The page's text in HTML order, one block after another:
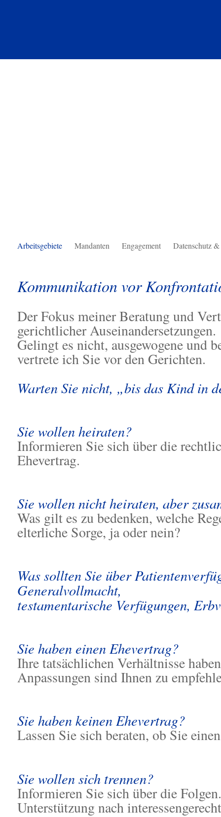
Arbeitsgebiete Mandanten Engagement Datenschutz
Kommunikation vor
Der Fokus meiner Beratung und
gerichtlicher Auseinandersetzungen.
Gelingt es nicht, ausgewogene und
vertrete ich Sie vor den Gerichten.
Warten Sie nicht, „bis das Kind in
Sie wollen heiraten?
Informieren Sie sich über die
Ehevertrag.
Sie wollen nicht heiraten, aber
Was gilt es zu bedenken, welche
elterliche Sorge, ja oder nein?
Was sollten Sie über
Generalvollmacht,
testamentarische Verfügungen,
Sie haben einen Ehevertrag?
Ihre tatsächlichen Verhältnisse
Anpassungen sind Ihnen zu
Sie haben keinen Ehevertrag?
Lassen Sie sich beraten, ob Sie
Sie wollen sich trennen?
Informieren Sie sich über die
Unterstützung nach